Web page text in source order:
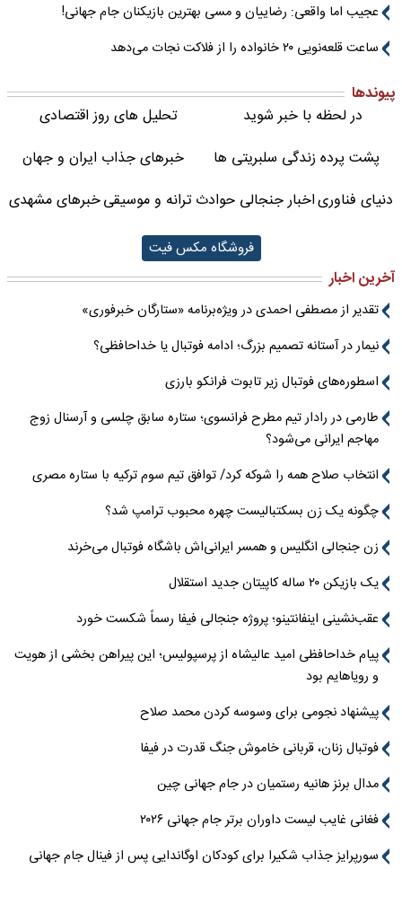
عجیب اما واقعی: رضاییان و مسی بهترین بازیکنان جام جهانی!
ساعت قلعه‌نویی ۲۰ خانواده را از فلاکت نجات می‌دهد
پیوندها
در لحظه با خبر شوید
تحلیل های روز اقتصادی
پشت پرده زندگی سلبریتی ها
خبرهای جذاب ایران و جهان
دنیای فناوریاخبار جنجالی حوادثترانه و موسیقیخبرهای مشهدی
فروشگاه مکس فیت
آخرین اخبار
تقدیر از مصطفی احمدی در ویژه‌برنامه «ستارگان خبرفوری»
نیمار در آستانه تصمیم بزرگ؛ ادامه فوتبال یا خداحافظی؟
اسطوره‌های فوتبال زیر تابوت فرانکو بارزی
طارمی در رادار تیم مطرح فرانسوی؛ ستاره سابق چلسی و آرسنال زوج
مهاجم ایرانی می‌شود؟
انتخاب صلاح همه را شوکه کرد/ توافق تیم سوم ترکیه با ستاره مصری
چگونه یک زن بسکتبالیست چهره محبوب ترامپ شد؟
زن جنجالی انگلیس و همسر ایرانی‌اش باشگاه فوتبال می‌خرند
یک بازیکن ۲۰ ساله کاپیتان جدید استقلال
عقب‌نشینی اینفانتینو؛ پروژه جنجالی فیفا رسماً شکست خورد
پیام خداحافظی امید عالیشاه از پرسپولیس؛ این پیراهن بخشی از هویت
و رویاهایم بود
پیشنهاد نجومی برای وسوسه کردن محمد صلاح
فوتبال زنان، قربانی خاموش جنگ قدرت در فیفا
مدال برنز هانیه رستمیان در جام جهانی چین
فغانی غایب لیست داوران برتر جام جهانی ۲۰۲۶
سورپرایز جذاب شکیرا برای کودکان اوگاندایی پس از فینال جام جهانی